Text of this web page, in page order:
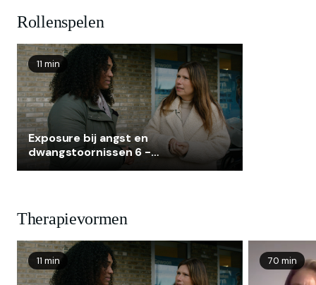
Rollenspelen
11 min
Exposure bij angst en
dwangstoornissen 6 -
Therapievormen
11 min 70 min